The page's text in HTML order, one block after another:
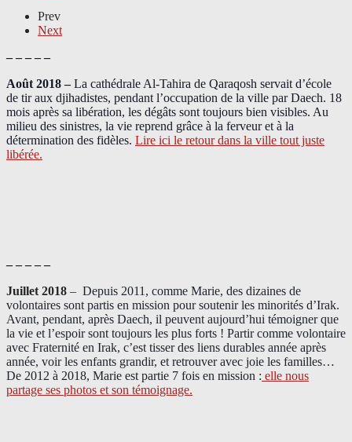
Prev
Next
– – – – –
Août 2018–La cathédrale Al-Tahira de Qaraqosh servait d’école
de tir aux djihadistes, pendant l’occupation de la ville par Daech. 18
mois après sa libération, les dégâts sont toujours bien visibles. Au
milieu des sinistres, la vie reprend grâce à la ferveur et à la
détermination des fidèles. Lire ici le retour dans la ville tout juste
libérée.
– – – – –
Juillet 2018 – Depuis 2011, comme Marie, des dizaines de
volontaires sont partis en mission pour soutenir les minorités d’Irak.
Avant, pendant, après Daech, il peuvent aujourd’hui témoigner que
la vie et l’espoir sont toujours les plus forts ! Partir comme volontaire
avec Fraternité en Irak, c’est tisser des liens durables année après
année, voir les enfants grandir, et retrouver avec joie les familles…
De 2012 à 2018, Marie est partie 7 fois en mission : elle nous
partage ses photos et son témoignage.